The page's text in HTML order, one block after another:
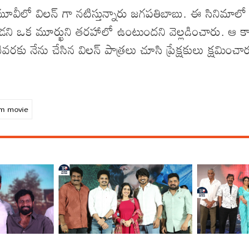
మూవీలో విలన్ గా నటిస్తున్నారు జగపతిబాబు. ఈ సినిమాలో
మూర్ఖుని తరహాలో ఉంటుందని వెల్లడించారు. ఆ
నేను చేసిన విలన్ పాత్రలు చూసి ప్రేక్షకులు
movie